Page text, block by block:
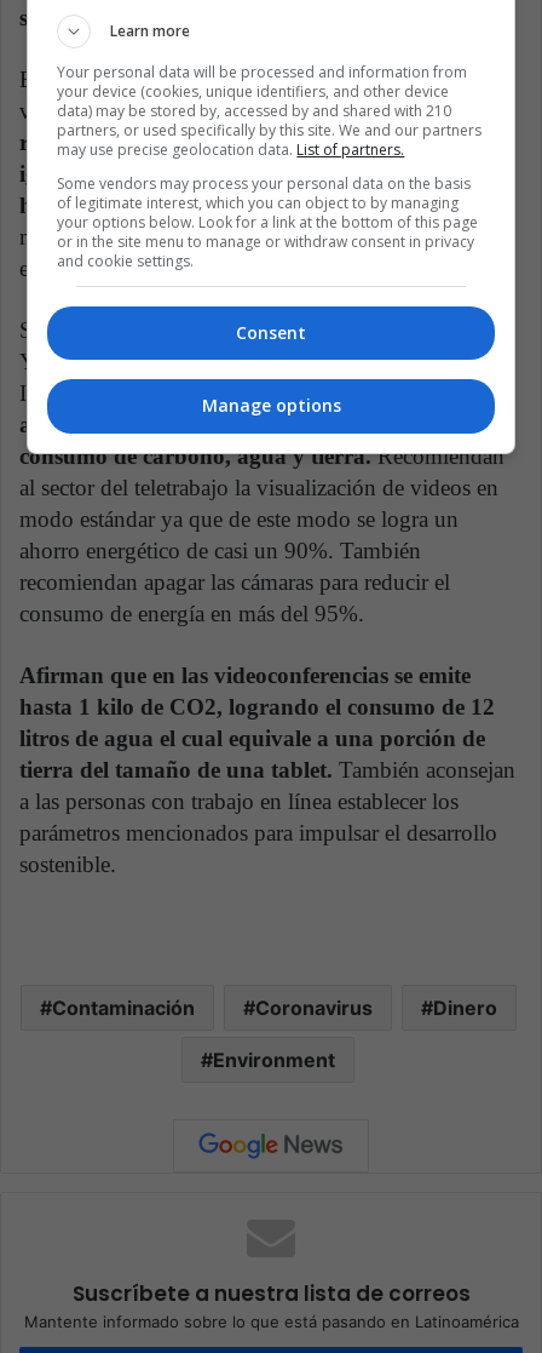
smartphone.
El streaming eleva el consumo energético, por la
visualización en línea en alta definición.La
reproducción media de in video de 10 minutos es
igual al consumo de 2.000 vatios por el uso de un
horno eléctrico.Estiman que ver un video de 10
minutos equivale a cinco horas de uso del correo
electrónico.
Según un estudio reciente de las Universidades de
Yale y Purdue, el Imperial College London y el
Instituto Tecnológico de Massachusetts, l
actividades en línea tienen mayor impacto sobre el
consumo de carbono, agua y tierra.Recomiendan
al sector del teletrabajo la visualización de videos en
modo estándar ya que de este modo se logra un
ahorro energético de casi un 90%. También
recomiendan apagar las cámaras para reducir el
consumo de energía en más del 95%.
Afirman que en las videoconferencias se emite
hasta 1 kilo de CO2, logrando el consumo de 12
litros de agua el cual equivale a una porción de
tierra del tamaño de una tablet. También aconsejan
a las personas con trabajo en línea establecer los
parámetros mencionados para impulsar el desarrollo
sostenible.
Contaminación Coronavirus Dinero
Environment
Suscríbete a nuestra lista de correos
Mantente informado sobre lo que está pasando en Latinoamérica
Learn more
Your personal data will be processed and information from
your device (cookies, unique identifiers, and other device
data) may be stored by, accessed by and shared with 210
partners, or used specifically by this site. We and our partners
may use precise geolocation data. List of partners.
Some vendors may process your personal data on the basis
of legitimate interest, which you can object to by managing
your options below. Look for a link at the bottom of this page
or in the site menu to manage or withdraw consent in privacy
and cookie settings.
Consent
Manage options